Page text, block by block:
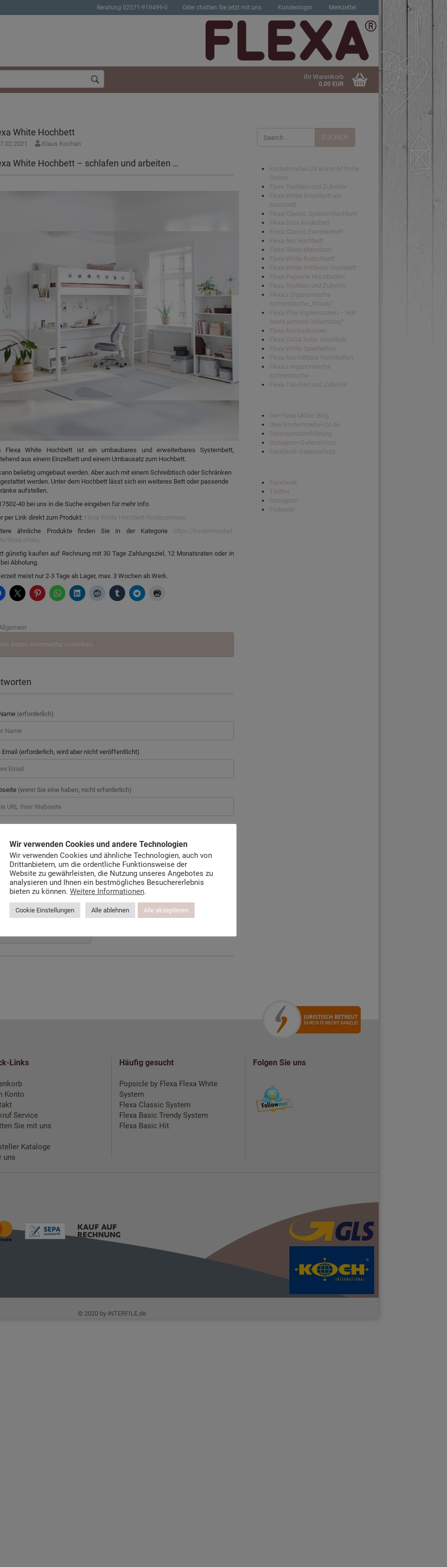
Beratung 02571-919499-0 Oder chatten Sie jetzt mit uns Kundenlogin Merkzettel
Ihr Warenkorb
0,00 EUR
White Hochbett
Klaus Kochan
White Hochbett – schlafen und arbeiten …
Flexa White Hochbett ist ein umbaubares und erweiterbares Systembett,
aus einem Einzelbett und einem Umbausatz zum Hochbett.
beliebig umgebaut werden. Aber auch mit einem Schreibtisch oder Schränken
werden. Unter dem Hochbett lässt sich ein weiteres Bett oder passende
aufstellen.
40 bei uns in die Suche eingeben für mehr Info
per Link direkt zum Produkt: Flexa White Hochbett Kinderzimmer.
ähnliche Produkte finden Sie in der Kategorie
https://kindermoebel-
flexa-white/
günstig kaufen auf Rechnung mit 30 Tage Zahlungsziel, 12 Monatsraten oder in
Abholung.
meist nur 2-3 Tage ab Lager, max. 3 Wochen ab Werk.
ersten Kommentar schreiben.
(erforderlich)
Email (erforderlich, wird aber nicht veröffentlicht)
(wenn Sie eine haben, nicht erforderlich)
Suchen
nach:
kindermoebel-24 wünscht frohe
Ostern
Flexa Textilien und Zubehör
Flexa White Einzelbett als
Basisbett
Flexa Classic System Hochbett
Flexa Dots Kinderbett
Flexa Classic Familienbett
Flexa Nor Hochbett
Flexa Sleep Matratzen
Flexa White Rutschbett
Flexa White mittleres Hochbett
Flexa Popsicle Hochbetten
Flexa Textilien und Zubehör
Flexa’s Ergonomische
Schreibtische „Woody“
Flexa Play Impressionen – Hat
heute jemand Geburtstag?
Flexa Nackenkissen
Flexa CASA Sofa- Hochbett
Flexa White Spielbetten
Flexa Nor mittlere Hochbetten
Flexa’s ergonomische
Schreibtische
Flexa Taschen und Zubehör
Der Flexa Möbel Blog
Über kindermoebel-24.de
Datenschutzerklärung
Instagram-Datenschutz
Facebook-Datenschutz
Facebook
Twitter
Instagram
Pinterest
Links
Konto
Service
Sie mit uns
Kataloge
uns
Häufig gesucht
Popsicle by Flexa Flexa White
System
Flexa Classic System
Flexa Basic Trendy System
Flexa Basic Hit
Folgen Sie uns
© 2020 by iNTERFILE.de
Wir verwenden Cookies und andere Technologien
Wir verwenden Cookies und ähnliche Technologien, auch von
Drittanbietern, um die ordentliche Funktionsweise der
Website zu gewährleisten, die Nutzung unseres Angebotes zu
analysieren und Ihnen ein bestmögliches Besuchererlebnis
bieten zu können. Weitere Informationen.
Cookie Einstellungen Alle ablehnen Alle akzeptieren